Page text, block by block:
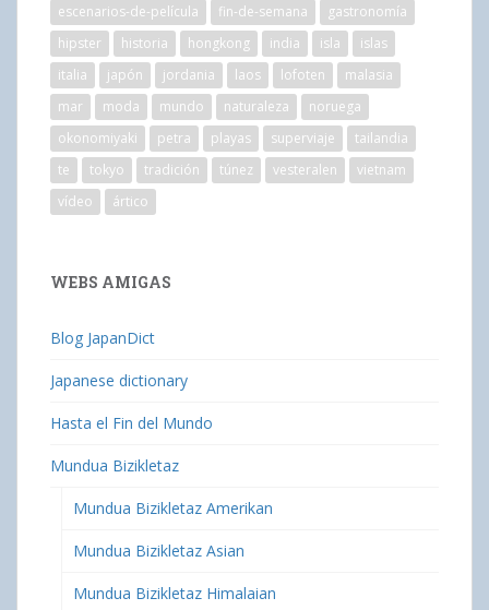
escenarios-de-película
fin-de-semana
gastronomía
hipster
historia hongkong india isla
islas
italia
japón jordania laos lofoten
malasia
mar
moda mundo naturaleza
noruega
okonomiyaki
petra playas superviaje
tailandia
te
tokyo tradición túnez vesteralen
vietnam
vídeo
ártico
WEBS AMIGAS
Blog JapanDict
Japanese dictionary
Hasta el Fin del Mundo
Mundua Bizikletaz
Mundua Bizikletaz Amerikan
Mundua Bizikletaz Asian
Mundua Bizikletaz Himalaian